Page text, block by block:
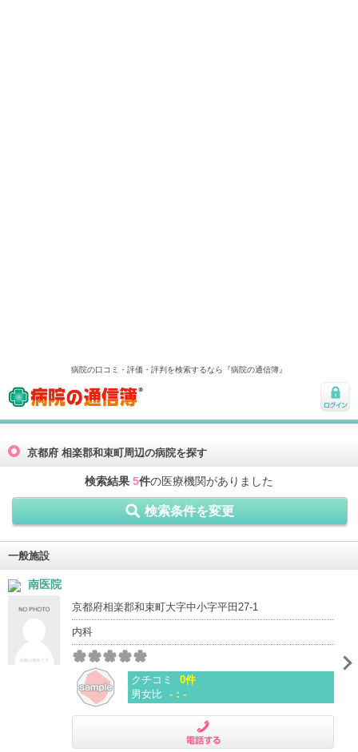
病院の口コミ・評価・評判を検索するなら『病院の通信簿』
病院の通信簿
ログ
京都府 相楽郡和束町周辺の病院を探す
検索結果 5件の医療機関がありました
検索条件を変更
一般施設
南医院
京都府相楽郡和束町大字中小字平田27-1
内科
クチコミ
0件
男女比 -：-